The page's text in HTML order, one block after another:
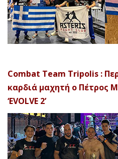
Combat Team Tripolis :
καρδιά μαχητή ο Πέτρος
‘EVOLVE 2’